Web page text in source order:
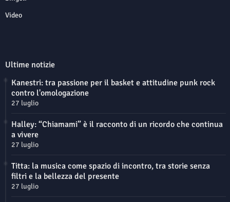
Video
Ultime notizie
Kanestri: tra passione per il basket e attitudine punk rock
contro l'omologazione
27 luglio
Halley: “Chiamami” è il racconto di un ricordo che continua
a vivere
27 luglio
Titta: la musica come spazio di incontro, tra storie senza
filtri e la bellezza del presente
27 luglio